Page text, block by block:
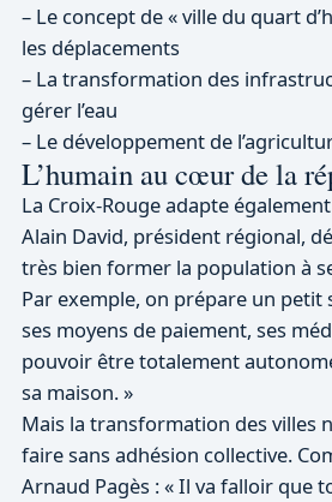
– Le concept de « ville du quart
les déplacements
– La transformation des
gérer l’eau
– Le développement de
L’humain au cœur de la
La Croix-Rouge adapte
Alain David, président régional,
très bien former la population à
Par exemple, on prépare un petit
ses moyens de paiement, ses
pouvoir être totalement
sa maison. »
Mais la transformation des villes
faire sans adhésion collective.
Arnaud Pagès : « Il va falloir que